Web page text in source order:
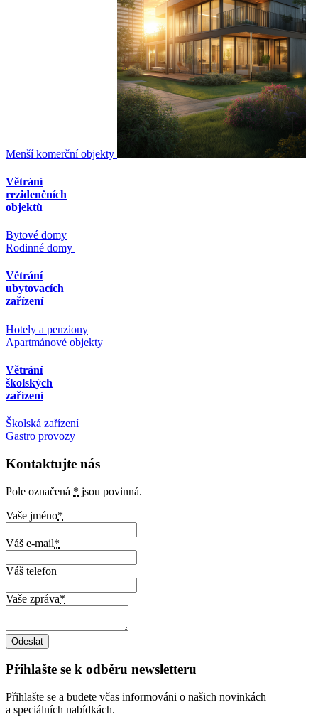
Menší komerční objekty
Větrání
rezidenčních
objektů
Bytové domy
Rodinné domy
Větrání
ubytovacích
zařízení
Hotely a penziony
Apartmánové objekty
Větrání
školských
zařízení
Školská zařízení
Gastro provozy
Kontaktujte nás
Pole označená * jsou povinná.
Vaše jméno*
Váš e-mail*
Váš telefon
Vaše zpráva*
Přihlašte se k odběru newsletteru
Přihlašte se a budete včas informováni o našich novinkách
a speciálních nabídkách.